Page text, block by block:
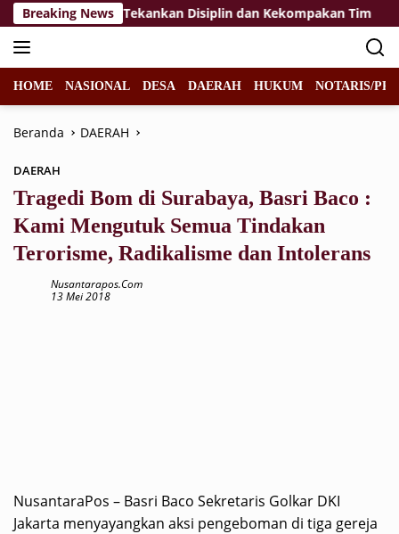
Langsung
ke
konten
Breaking News
2026, Tekankan Disiplin dan Kekompakan Tim
HOME NASIONAL DESA DAERAH HUKUM NOTARIS/
Beranda DAERAH
DAERAH
Tragedi Bom di Surabaya, Basri Baco :
Kami Mengutuk Semua Tindakan
Terorisme, Radikalisme dan Intolerans
Nusantarapos.com
13 Mei 2018
NusantaraPos – Basri Baco Sekretaris Golkar DKI
Jakarta menyayangkan aksi pengeboman di tiga gereja